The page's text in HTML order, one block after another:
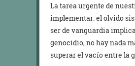
La tarea urgente de
implementar: el olvido
ser de vanguardia
genocidio, no hay nada
superar el vacío entre la